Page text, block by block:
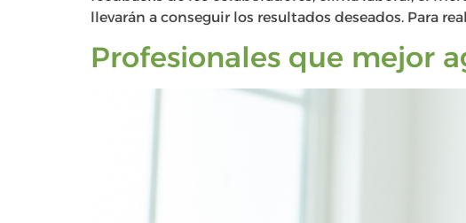
llevarán a conseguir los resultados deseados. Para
Profesionales que mejor